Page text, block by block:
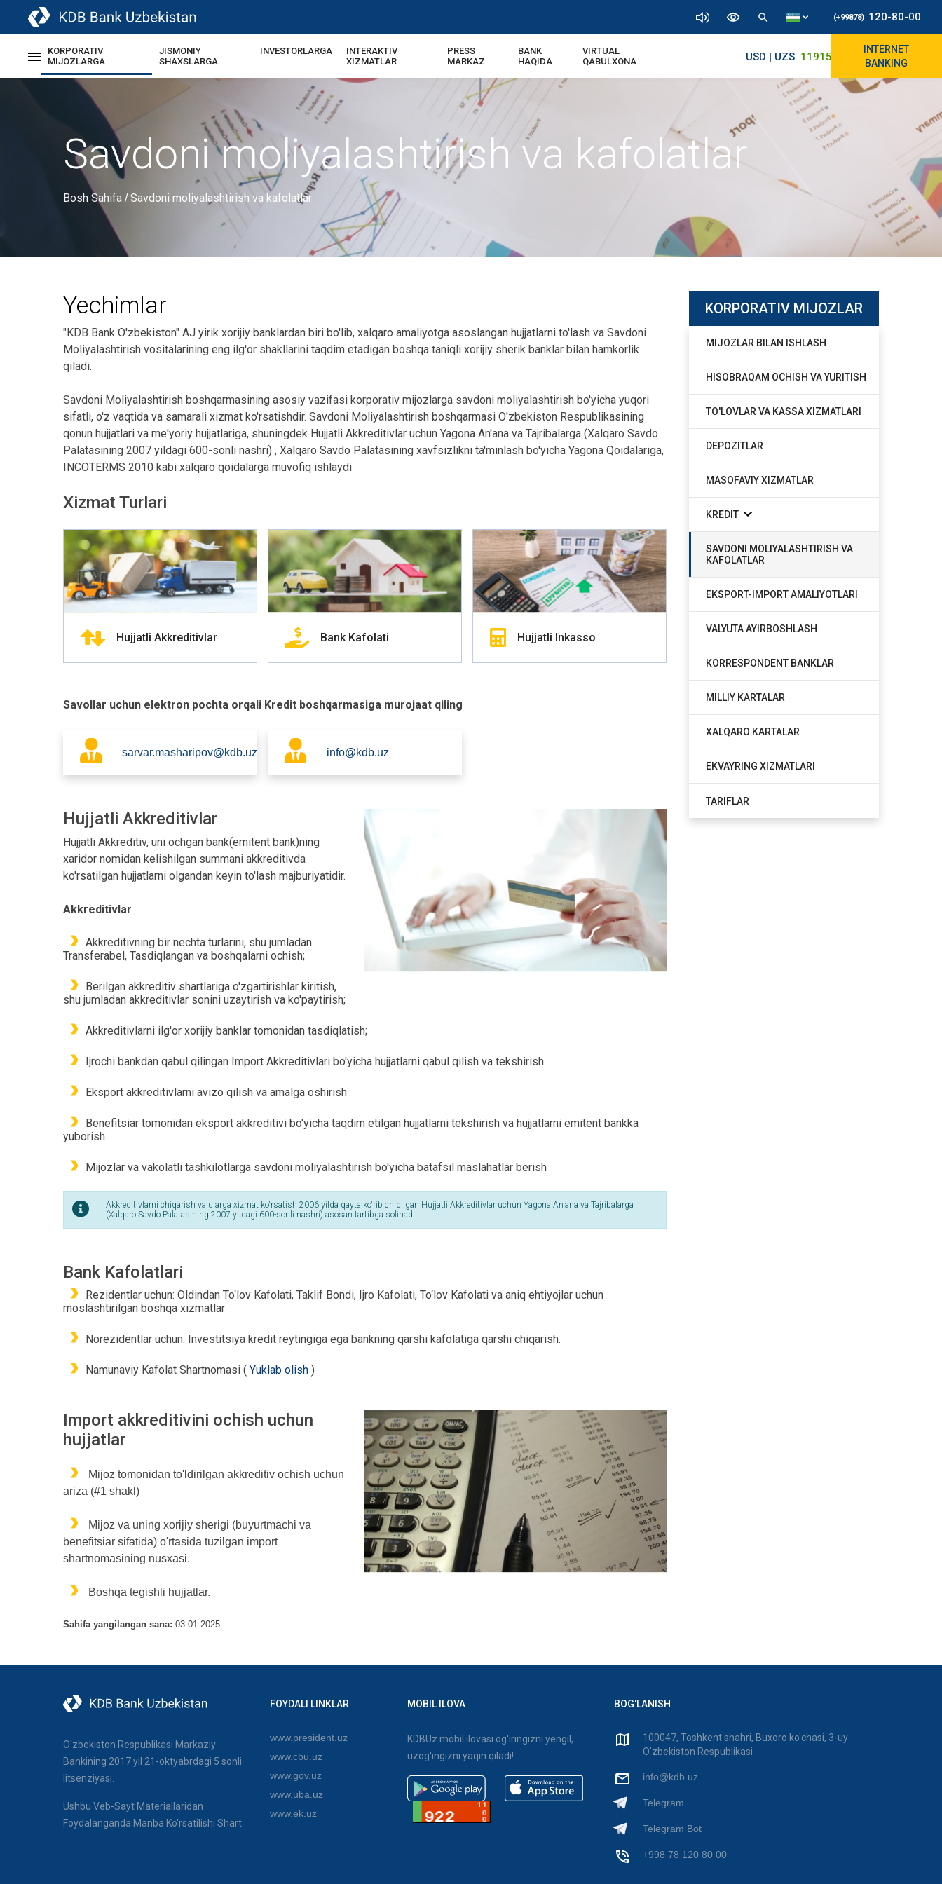
(+99878) 120-80-00
KORPORATIV
MIJOZLARGA
JISMONIY
SHAXSLARGA
INVESTORLARGA
INTERAKTIV
XIZMATLAR
PRESS
MARKAZ
BANK
HAQIDA
VIRTUAL
QABULXONA
USD | UZS 11915.64 11830/11965
INTERNET
BANKING
Savdoni moliyalashtirish va kafolatlar
Bosh Sahifa /Savdoni moliyalashtirish va kafolatlar
Yechimlar
"KDB Bank O'zbekiston" AJ yirik xorijiy banklardan biri bo'lib, xalqaro amaliyotga asoslangan hujjatlarni to'lash va Savdoni
Moliyalashtirish vositalarining eng ilg'or shakllarini taqdim etadigan boshqa taniqli xorijiy sherik banklar bilan hamkorlik
qiladi.
Savdoni Moliyalashtirish boshqarmasining asosiy vazifasi korporativ mijozlarga savdoni moliyalashtirish bo'yicha yuqori
sifatli, o'z vaqtida va samarali xizmat ko'rsatishdir. Savdoni Moliyalashtirish boshqarmasi O'zbekiston Respublikasining
qonun hujjatlari va me'yoriy hujjatlariga, shuningdek Hujjatli Akkreditivlar uchun Yagona An'ana va Tajribalarga (Xalqaro Savdo
Palatasining 2007 yildagi 600-sonli nashri) , Xalqaro Savdo Palatasining xavfsizlikni ta'minlash bo'yicha Yagona Qoidalariga,
INCOTERMS 2010 kabi xalqaro qoidalarga muvofiq ishlaydi
Xizmat Turlari
Hujjatli Akkreditivlar Bank Kafolati Hujjatli Inkasso
Savollar uchun elektron pochta orqali Kredit boshqarmasiga murojaat qiling
sarvar.masharipov@kdb.uz info@kdb.uz
Hujjatli Akkreditivlar
Hujjatli Akkreditiv, uni ochgan bank(emitent bank)ning
xaridor nomidan kelishilgan summani akkreditivda
ko'rsatilgan hujjatlarni olgandan keyin to'lash majburiyatidir.
Akkreditivlar
Akkreditivning bir nechta turlarini, shu jumladan
Transferabel, Tasdiqlangan va boshqalarni ochish;
Berilgan akkreditiv shartlariga o'zgartirishlar kiritish,
shu jumladan akkreditivlar sonini uzaytirish va ko'paytirish;
Akkreditivlarni ilg'or xorijiy banklar tomonidan tasdiqlatish;
Ijrochi bankdan qabul qilingan Import Akkreditivlari bo'yicha hujjatlarni qabul qilish va tekshirish
Eksport akkreditivlarni avizo qilish va amalga oshirish
Benefitsiar tomonidan eksport akkreditivi bo'yicha taqdim etilgan hujjatlarni tekshirish va hujjatlarni emitent bankka
yuborish
Mijozlar va vakolatli tashkilotlarga savdoni moliyalashtirish bo'yicha batafsil maslahatlar berish
Akkreditivlarni chiqarish va ularga xizmat ko'rsatish 2006 yilda qayta ko'rib chiqilgan Hujjatli Akkreditivlar uchun Yagona An'ana va Tajribalarga
(Xalqaro Savdo Palatasining 2007 yildagi 600-sonli nashri) asosan tartibga solinadi.
Bank Kafolatlari
Rezidentlar uchun: Oldindan To‘lov Kafolati, Taklif Bondi, Ijro Kafolati, To‘lov Kafolati va aniq ehtiyojlar uchun
moslashtirilgan boshqa xizmatlar
Norezidentlar uchun: Investitsiya kredit reytingiga ega bankning qarshi kafolatiga qarshi chiqarish.
Namunaviy Kafolat Shartnomasi (Yuklab olish)
Import akkreditivini ochish uchun
hujjatlar
Mijoz tomonidan to'ldirilgan akkreditiv ochish uchun
ariza (#1 shakl)
Mijoz va uning xorijiy sherigi (buyurtmachi va
benefitsiar sifatida) o'rtasida tuzilgan import
shartnomasining nusxasi.
Boshqa tegishli hujjatlar.
Sahifa yangilangan sana: 03.01.2025
KORPORATIV MIJOZLAR
MIJOZLAR BILAN ISHLASH
HISOBRAQAM OCHISH VA YURITISH
TO'LOVLAR VA KASSA XIZMATLARI
DEPOZITLAR
MASOFAVIY XIZMATLAR
KREDIT
SAVDONI MOLIYALASHTIRISH VA
KAFOLATLAR
EKSPORT-IMPORT AMALIYOTLARI
VALYUTA AYIRBOSHLASH
KORRESPONDENT BANKLAR
MILLIY KARTALAR
XALQARO KARTALAR
EKVAYRING XIZMATLARI
TARIFLAR
O'zbekiston Respublikasi Markaziy
Bankining 2017 yil 21-oktyabrdagi 5 sonli
litsenziyasi.
Ushbu Veb-Sayt Materiallaridan
Foydalanganda Manba Ko'rsatilishi Shart.
FOYDALI LINKLAR
www.president.uz
www.cbu.uz
www.gov.uz
www.uba.uz
www.ek.uz
MOBIL ILOVA
KDBUz mobil ilovasi og'iringizni yengil,
uzog'ingizni yaqin qiladi!
BOG'LANISH
100047, Toshkent shahri, Buxoro ko'chasi, 3-uy
O'zbekiston Respublikasi
info@kdb.uz
Telegram
Telegram Bot
+998 78 120 80 00